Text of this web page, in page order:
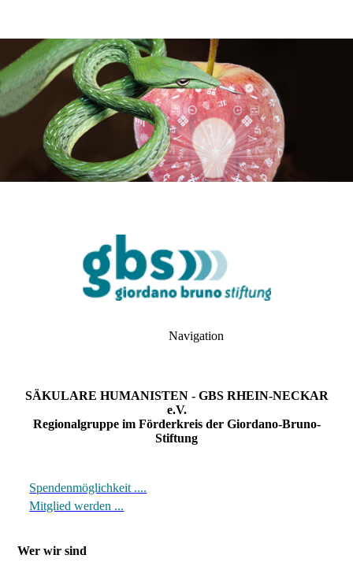
Navigation
SÄKULARE HUMANISTEN - GBS RHEIN-NECKAR
e.V.
Regionalgruppe im Förderkreis der Giordano-Bruno-
Stiftung
Spendenmöglichkeit ....
Mitglied werden ...
Wer wir sind